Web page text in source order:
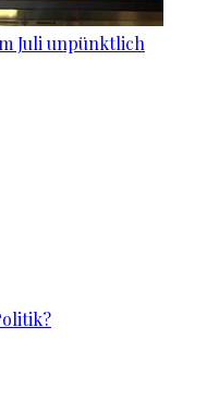
Juli unpünktlich